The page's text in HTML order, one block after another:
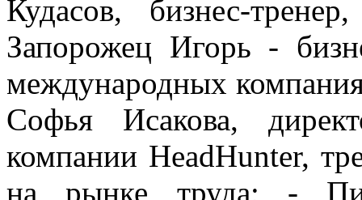
Кудасов, бизнес-
Запорожец Игорь -
международных
Софья Исакова,
компании HeadHunter,
на рынке труда; -